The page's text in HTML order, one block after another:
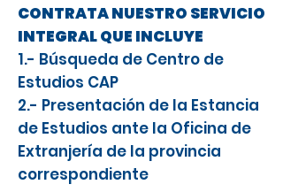
CONTRATA NUESTRO SERVICIO
INTEGRAL QUE INCLUYE
1.- Búsqueda de Centro de
Estudios CAP
2.- Presentación de la Estancia
de Estudios ante la Oficina de
Extranjería de la provincia
correspondiente